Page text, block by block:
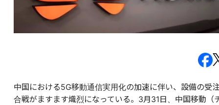
中国における5G移動通信実用化の加速に伴い、設備の受
合戦がますます熾烈になっている。3月31日、中国移動（